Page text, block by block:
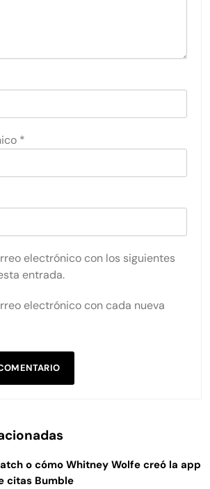
*
electrónico con los siguientes
entrada.
electrónico con cada nueva
o cómo Whitney Wolfe creó la app
citas Bumble